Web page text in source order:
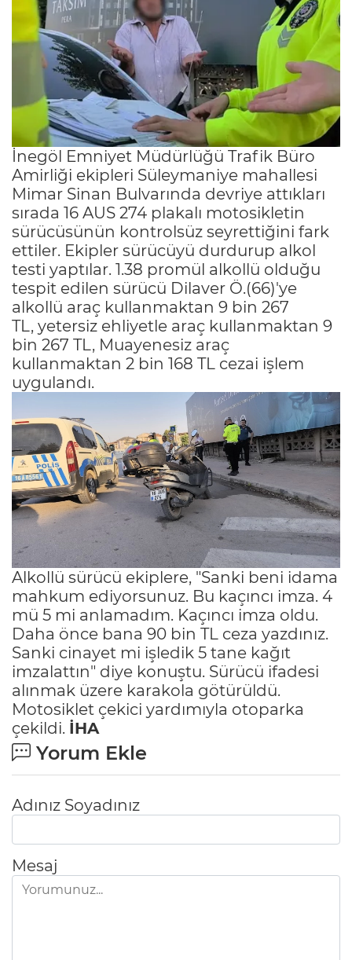
İnegöl Emniyet Müdürlüğü Trafik Büro
Amirliği ekipleri Süleymaniye mahallesi
Mimar Sinan Bulvarında devriye attıkları
sırada 16 AUS 274 plakalı motosikletin
sürücüsünün kontrolsüz seyrettiğini fark
ettiler. Ekipler sürücüyü durdurup alkol
testi yaptılar. 1.38 promül alkollü olduğu
tespit edilen sürücü Dilaver Ö.(66)'ye
alkollü araç kullanmaktan 9 bin 267
TL, yetersiz ehliyetle araç kullanmaktan 9
bin 267 TL, Muayenesiz araç
kullanmaktan 2 bin 168 TL cezai işlem
uygulandı.
Alkollü sürücü ekiplere, "Sanki beni idama
mahkum ediyorsunuz. Bu kaçıncı imza. 4
mü 5 mi anlamadım. Kaçıncı imza oldu.
Daha önce bana 90 bin TL ceza yazdınız.
Sanki cinayet mi işledik 5 tane kağıt
imzalattın" diye konuştu. Sürücü ifadesi
alınmak üzere karakola götürüldü.
Motosiklet çekici yardımıyla otoparka
çekildi. İHA
Yorum Ekle
Adınız Soyadınız
Mesaj